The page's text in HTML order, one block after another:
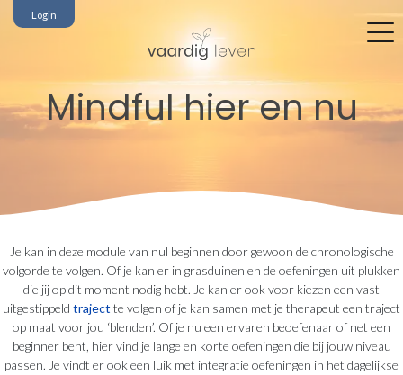
Login
Mindful hier en nu
Je kan in deze module van nul beginnen door gewoon de chronologische
volgorde te volgen. Of je kan er in grasduinen en de oefeningen uit plukken
die jij op dit moment nodig hebt. Je kan er ook voor kiezen een vast
uitgestippeld traject te volgen of je kan samen met je therapeut een traject
op maat voor jou ‘blenden’. Of je nu een ervaren beoefenaar of net een
beginner bent, hier vind je lange en korte oefeningen die bij jouw niveau
passen. Je vindt er ook een luik met integratie oefeningen in het dagelijkse